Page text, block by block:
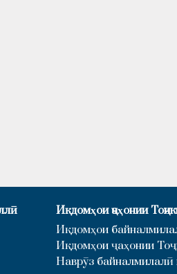
Иқдомҳои ҷаҳонии
Иқдомҳои
Иқдомҳои ҷаҳонии
Наврӯз